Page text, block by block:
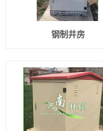
钢制井房